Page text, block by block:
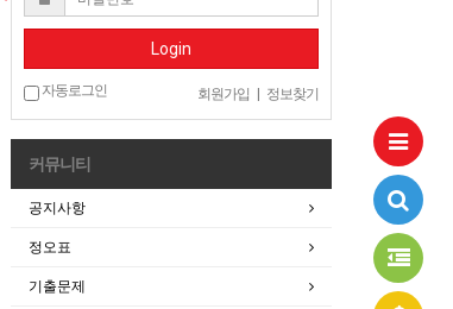
Login
자동로그인 회원가입 | 정보찾기
커뮤니티
공지사항
정오표
기출문제